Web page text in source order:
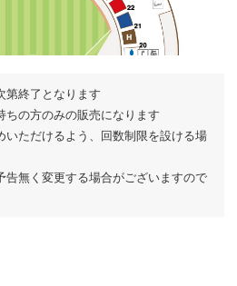
第終了となります
ちの方のみの販売になります
いただけるよう、回数制限を設ける場
告無く変更する場合がございますので